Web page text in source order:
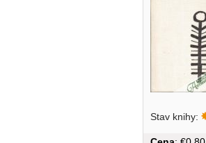
Stav knihy: